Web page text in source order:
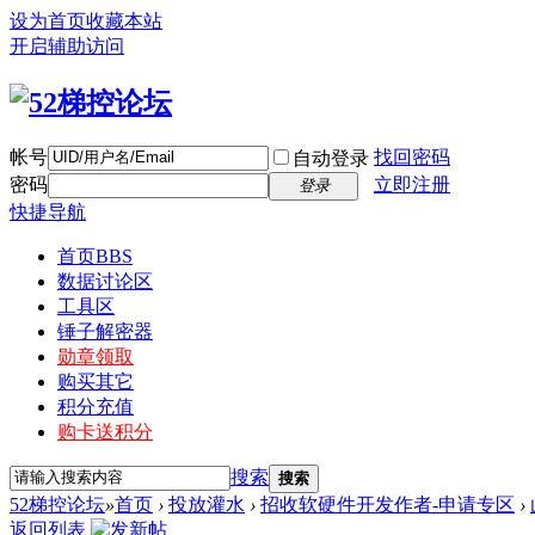
设为首页收藏本站
开启辅助访问
帐号 自动登录 找回密码
密码
登录
立即注册
快捷导航
首页BBS
数据讨论区
工具区
锤子解密器
勋章领取
购买其它
积分充值
购卡送积分
搜索 搜索
52梯控论坛»首页 › 投放灌水 › 招收软硬件开发作者-申请专区 ›
返回列表